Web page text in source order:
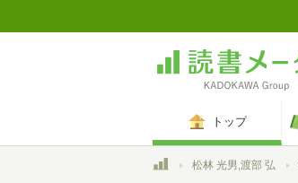
トップ
トップ松林 光男,渡部 弘